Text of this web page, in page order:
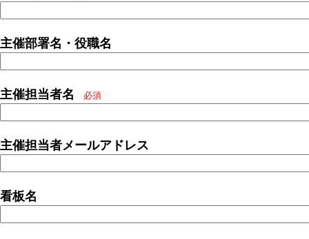
主催部署名・役職名
主催担当者名 必須
主催担当者メールアドレス
看板名